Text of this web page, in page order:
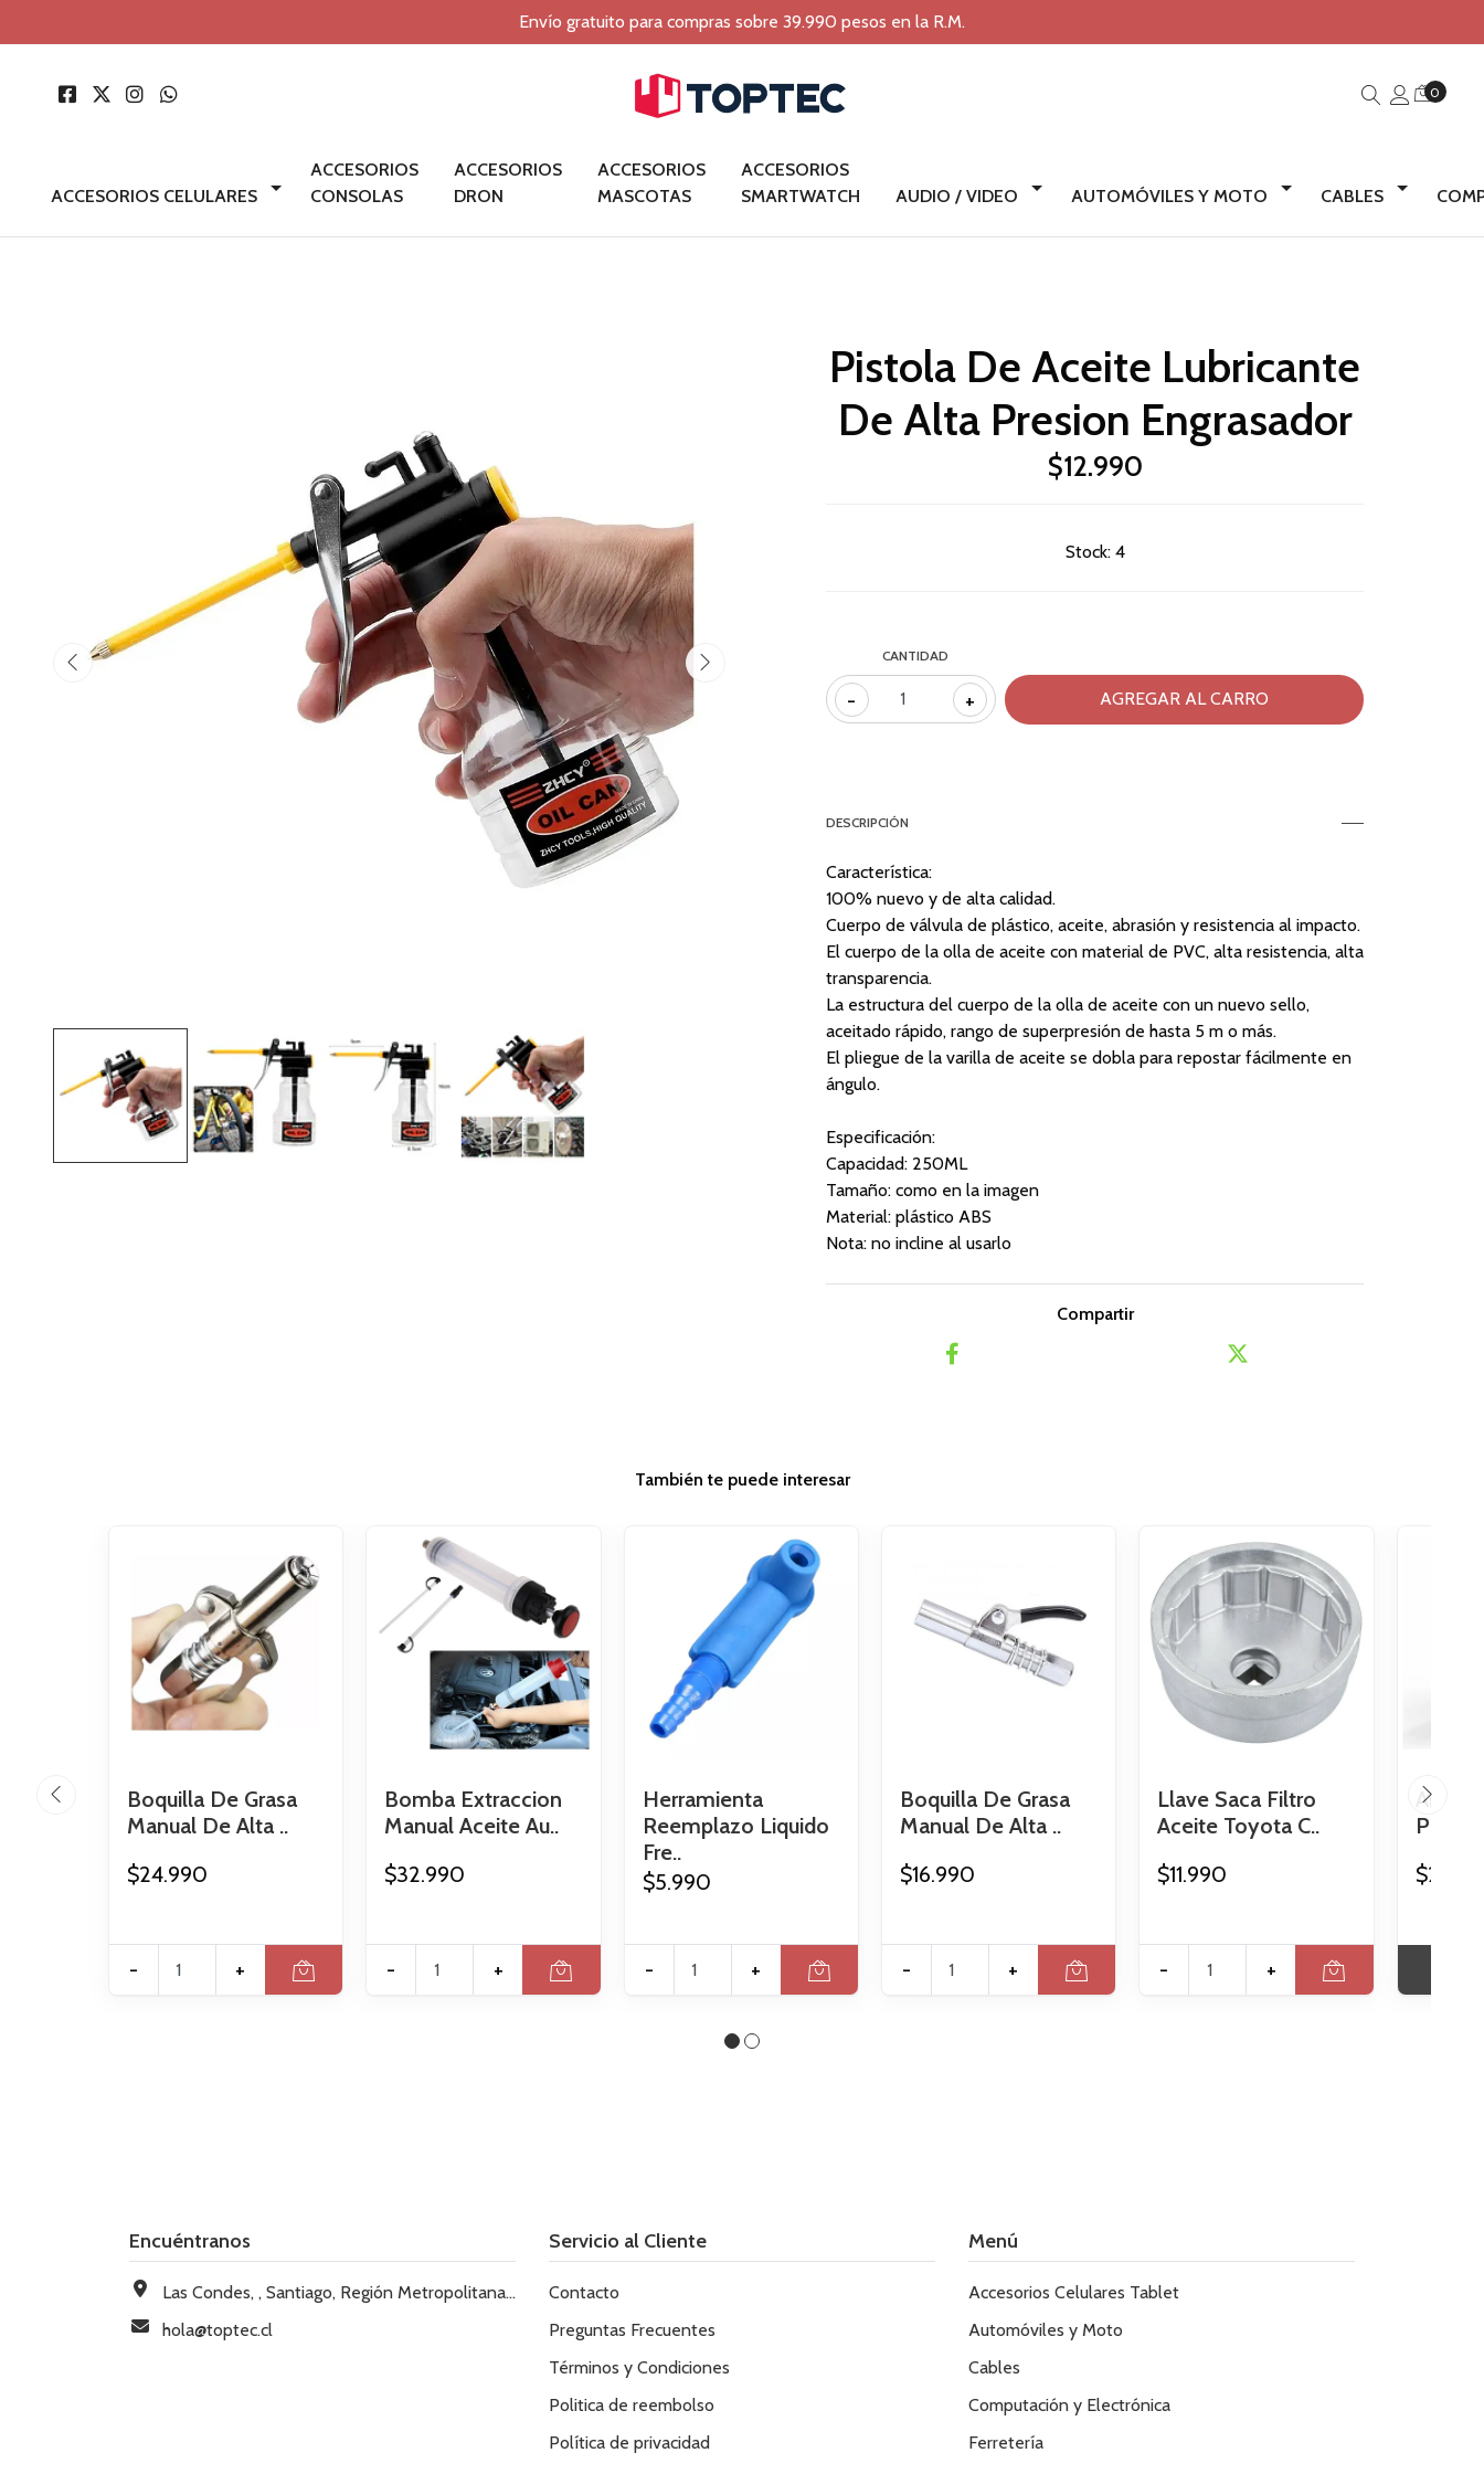
Envío gratuito para compras sobre 39.990 pesos en la R.M.
0
ACCESORIOS CELULARES
ACCESORIOS
CONSOLAS
ACCESORIOS
DRON
ACCESORIOS
MASCOTAS
ACCESORIOS
SMARTWATCH
AUDIO / VIDEO AUTOMÓVILES Y MOTO CABLES
Pistola De Aceite Lubricante
De Alta Presion Engrasador
$12.990
Stock: 4
CANTIDAD
- +
DESCRIPCIÓN
Característica:
100% nuevo y de alta calidad.
Cuerpo de válvula de plástico, aceite, abrasión y resistencia al impacto.
El cuerpo de la olla de aceite con material de PVC, alta resistencia, alta
transparencia.
La estructura del cuerpo de la olla de aceite con un nuevo sello,
aceitado rápido, rango de superpresión de hasta 5 m o más.
El pliegue de la varilla de aceite se dobla para repostar fácilmente en
ángulo.
Especificación:
Capacidad: 250ML
Tamaño: como en la imagen
Material: plástico ABS
Nota: no incline al usarlo
Compartir
También te puede interesar
Boquilla De Grasa
Manual De Alta ..
$24.990
- +
Bomba Extraccion
Manual Aceite Au..
$32.990
- +
Herramienta
Reemplazo Liquido
Fre..
$5.990
- +
Boquilla De Grasa
Manual De Alta ..
$16.990
- +
Llave Saca Filtro
Aceite Toyota C..
$11.990
- +
Para
$2.490
Encuéntranos
Las Condes, , Santiago, Región Metropolitana, Chile
hola@toptec.cl
Servicio al Cliente
Contacto
Preguntas Frecuentes
Términos y Condiciones
Politica de reembolso
Política de privacidad
Menú
Accesorios Celulares Tablet
Automóviles y Moto
Cables
Computación y Electrónica
Ferretería